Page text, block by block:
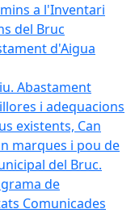
a l'Inventari
del Bruc
d'Aigua
Abastament
i adequacions
existents, Can
marques i pou de
del Bruc.
de
Comunicades